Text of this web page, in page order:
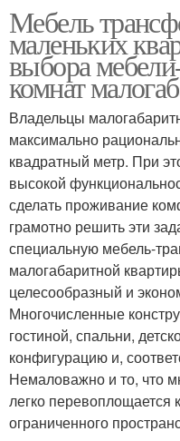
Мебель
маленьких
выбора
комнат
Владельцы
максимально
квадратный метр. При
высокой
сделать проживание
грамотно решить эти
специальную мебель-
малогабаритной
целесообразный и
Многочисленные
гостиной, спальни,
конфигурацию и,
Немаловажно и то, что
легко перевоплощается
ограниченного